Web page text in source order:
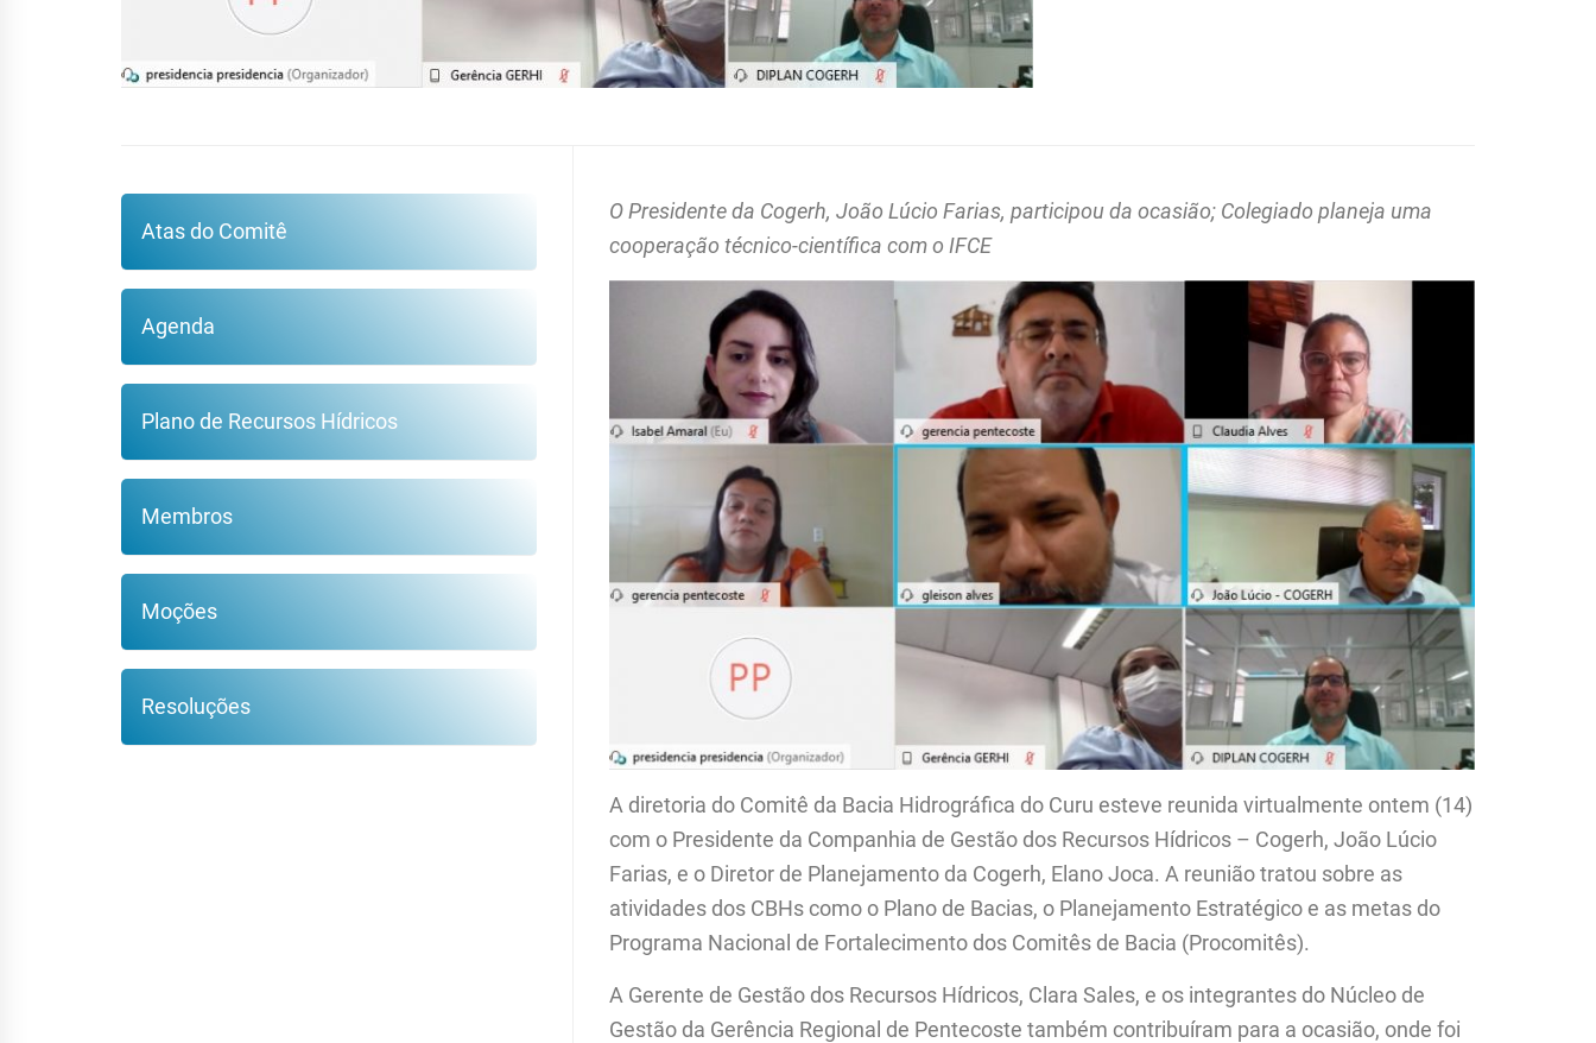
O Presidente da Cogerh, João Lúcio Farias, participou da ocasião; Colegiado planeja uma
cooperação técnico-científica com o IFCE
A diretoria do Comitê da Bacia Hidrográfica do Curu esteve reunida virtualmente ontem (14)
com o Presidente da Companhia de Gestão dos Recursos Hídricos – Cogerh, João Lúcio
Farias, e o Diretor de Planejamento da Cogerh, Elano Joca. A reunião tratou sobre as
atividades dos CBHs como o Plano de Bacias, o Planejamento Estratégico e as metas do
Programa Nacional de Fortalecimento dos Comitês de Bacia (Procomitês).
A Gerente de Gestão dos Recursos Hídricos, Clara Sales, e os integrantes do Núcleo de
Gestão da Gerência Regional de Pentecoste também contribuíram para a ocasião, onde foi
Atas do Comitê
Agenda
Plano de Recursos Hídricos
Membros
Moções
Resoluções